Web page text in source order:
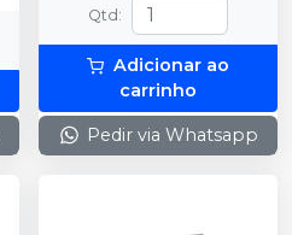
Qtd :
Adicionar ao
carrinho
Pedir via Whatsapp